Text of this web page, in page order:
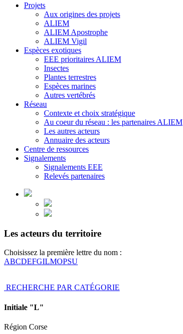
Projets
Aux origines des projets
ALIEM
ALIEM Apostrophe
ALIEM Vigil
Espèces exotiques
EEE prioritaires ALIEM
Insectes
Plantes terrestres
Espèces marines
Autres vertébrés
Réseau
Contexte et choix stratégique
Au coeur du réseau : les partenaires ALIEM
Les autres acteurs
Annuaire des acteurs
Centre de ressources
Signalements
Signalements EEE
Relevés partenaires
Les acteurs du territoire
Choisissez la première lettre du nom :
ABCDEFGILMOPSU
RECHERCHE PAR CATÉGORIE
Initiale "L"
Région Corse